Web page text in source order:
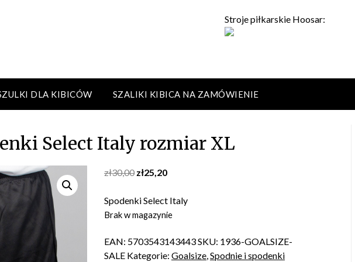
Stroje piłkarskie Hoosar:
DLA KIBICÓW SZALIKI KIBICA NA ZAMÓWIENIE
Select Italy rozmiar XL
zł30,00 Original
was:
zł30,00.
zł25,20Current
is:
zł25,20.
Spodenki Select Italy
Brak w magazynie
EAN: 5703543143443SKU: 1936-GOALSIZE-
SALE Kategorie: Goalsize,Spodnie i spodenki